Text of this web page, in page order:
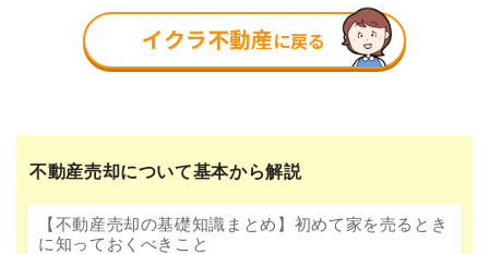
不動産売却について基本から解説
【不動産売却の基礎知識まとめ】初めて家を売るとき
に知っておくべきこと